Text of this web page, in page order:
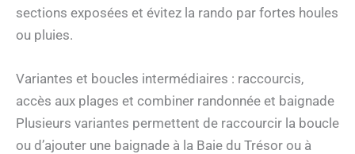
sections exposées et évitez la rando par fortes houles
ou pluies.
Variantes et boucles intermédiaires : raccourcis,
accès aux plages et combiner randonnée et baignade
Plusieurs variantes permettent de raccourcir la boucle
ou d’ajouter une baignade à la Baie du Trésor ou à